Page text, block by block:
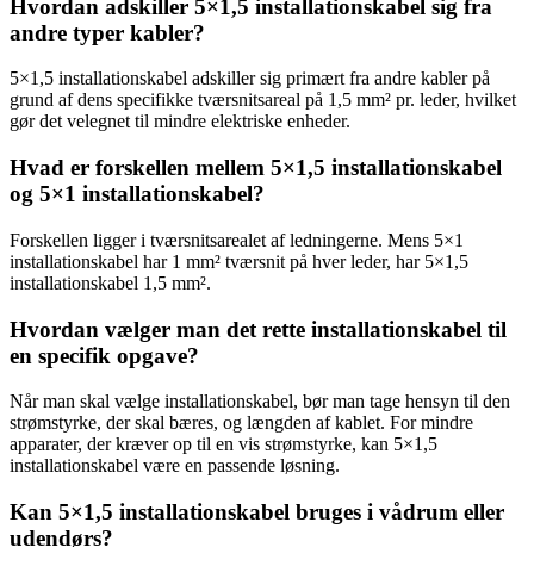
Hvordan adskiller 5×1,5 installationskabel sig fra
andre typer kabler?
5×1,5 installationskabel adskiller sig primært fra andre kabler på
grund af dens specifikke tværsnitsareal på 1,5 mm² pr. leder, hvilket
gør det velegnet til mindre elektriske enheder.
Hvad er forskellen mellem 5×1,5 installationskabel
og 5×1 installationskabel?
Forskellen ligger i tværsnitsarealet af ledningerne. Mens 5×1
installationskabel har 1 mm² tværsnit på hver leder, har 5×1,5
installationskabel 1,5 mm².
Hvordan vælger man det rette installationskabel til
en specifik opgave?
Når man skal vælge installationskabel, bør man tage hensyn til den
strømstyrke, der skal bæres, og længden af kablet. For mindre
apparater, der kræver op til en vis strømstyrke, kan 5×1,5
installationskabel være en passende løsning.
Kan 5×1,5 installationskabel bruges i vådrum eller
udendørs?